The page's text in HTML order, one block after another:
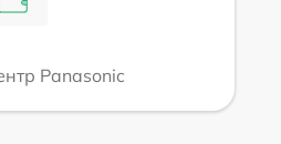
Panasonic